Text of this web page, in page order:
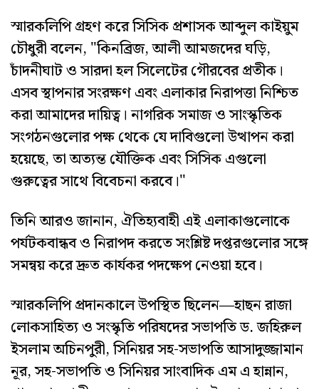
​স্মারকলিপি গ্রহণ করে সিসিক প্রশাসক আব্দুল কাইয়ুম
চৌধুরী বলেন, "কিনব্রিজ, আলী আমজদের ঘড়ি,
চাঁদনীঘাট ও সারদা হল সিলেটের গৌরবের প্রতীক।
এসব স্থাপনার সংরক্ষণ এবং এলাকার নিরাপত্তা নিশ্চিত
করা আমাদের দায়িত্ব। নাগরিক সমাজ ও সাংস্কৃতিক
সংগঠনগুলোর পক্ষ থেকে যে দাবিগুলো উত্থাপন করা
হয়েছে, তা অত্যন্ত যৌক্তিক এবং সিসিক এগুলো
গুরুত্বের সাথে বিবেচনা করবে।"
তিনি আরও জানান, ঐতিহ্যবাহী এই এলাকাগুলোকে
পর্যটকবান্ধব ও নিরাপদ করতে সংশ্লিষ্ট দপ্তরগুলোর সঙ্গে
সমন্বয় করে দ্রুত কার্যকর পদক্ষেপ নেওয়া হবে।
​স্মারকলিপি প্রদানকালে উপস্থিত ছিলেন—হাছন রাজা
লোকসাহিত্য ও সংস্কৃতি পরিষদের সভাপতি ড. জহিরুল
ইসলাম অচিনপুরী, সিনিয়র সহ-সভাপতি আসাদুজ্জামান
নূর, সহ-সভাপতি ও সিনিয়র সাংবাদিক এম এ হান্নান,